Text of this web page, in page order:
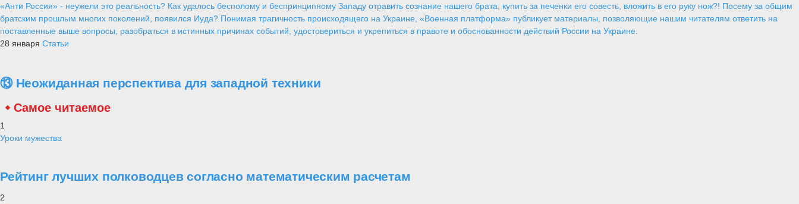
«Анти Россия» - неужели это реальность? Как удалось бесполому и беспринципному Западу отравить сознание нашего брата, купить за печенки его совесть, вложить в его руку нож?! Посему за общим
братским прошлым многих поколений, появился Иуда? Понимая трагичность происходящего на Украине, «Военная платформа» публикует материалы, позволяющие нашим читателям ответить на
поставленные выше вопросы, разобраться в истинных причинах событий, удостовериться и укрепиться в правоте и обоснованности действий России на Украине.
28 января Статьи
⑬ Неожиданная перспектива для западной техники
Самое читаемое
1
Уроки мужества
Рейтинг лучших полководцев согласно математическим расчетам
2